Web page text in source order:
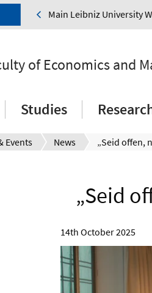
Main Leibniz University
of Economics and
Studies
Events News
„Seid
14th October 2025